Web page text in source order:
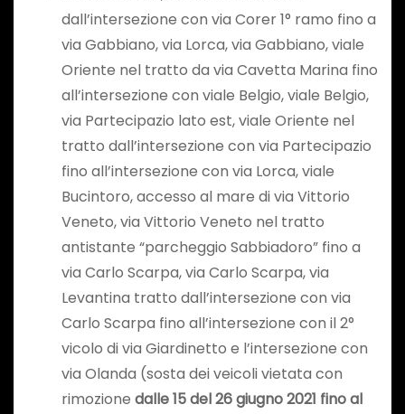
dall’intersezione con via Corer 1° ramo fino a
via Gabbiano, via Lorca, via Gabbiano, viale
Oriente nel tratto da via Cavetta Marina fino
all’intersezione con viale Belgio, viale Belgio,
via Partecipazio lato est, viale Oriente nel
tratto dall’intersezione con via Partecipazio
fino all’intersezione con via Lorca, viale
Bucintoro, accesso al mare di via Vittorio
Veneto, via Vittorio Veneto nel tratto
antistante “parcheggio Sabbiadoro” fino a
via Carlo Scarpa, via Carlo Scarpa, via
Levantina tratto dall’intersezione con via
Carlo Scarpa fino all’intersezione con il 2°
vicolo di via Giardinetto e l’intersezione con
via Olanda (sosta dei veicoli vietata con
rimozione dalle 15 del 26 giugno 2021 fino al